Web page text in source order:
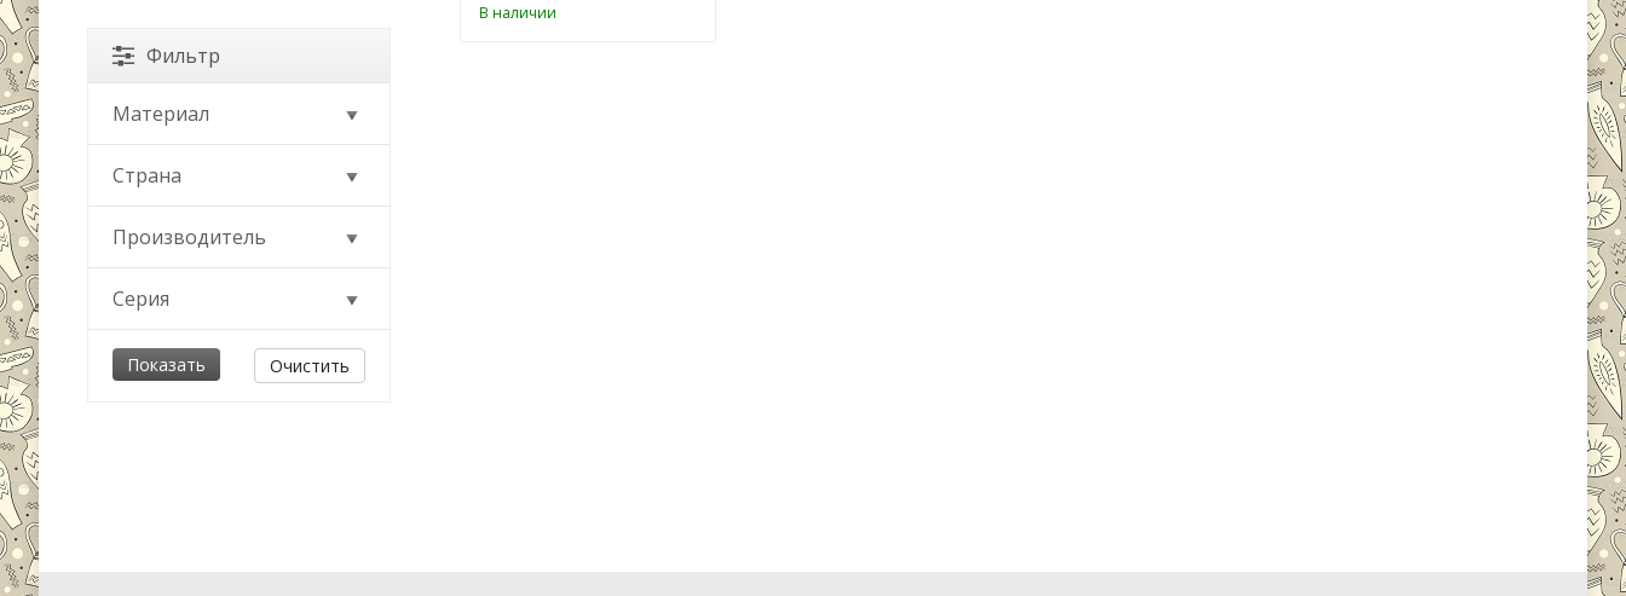
В наличии
Фильтр
Материал
Страна
Производитель
Серия
Очистить